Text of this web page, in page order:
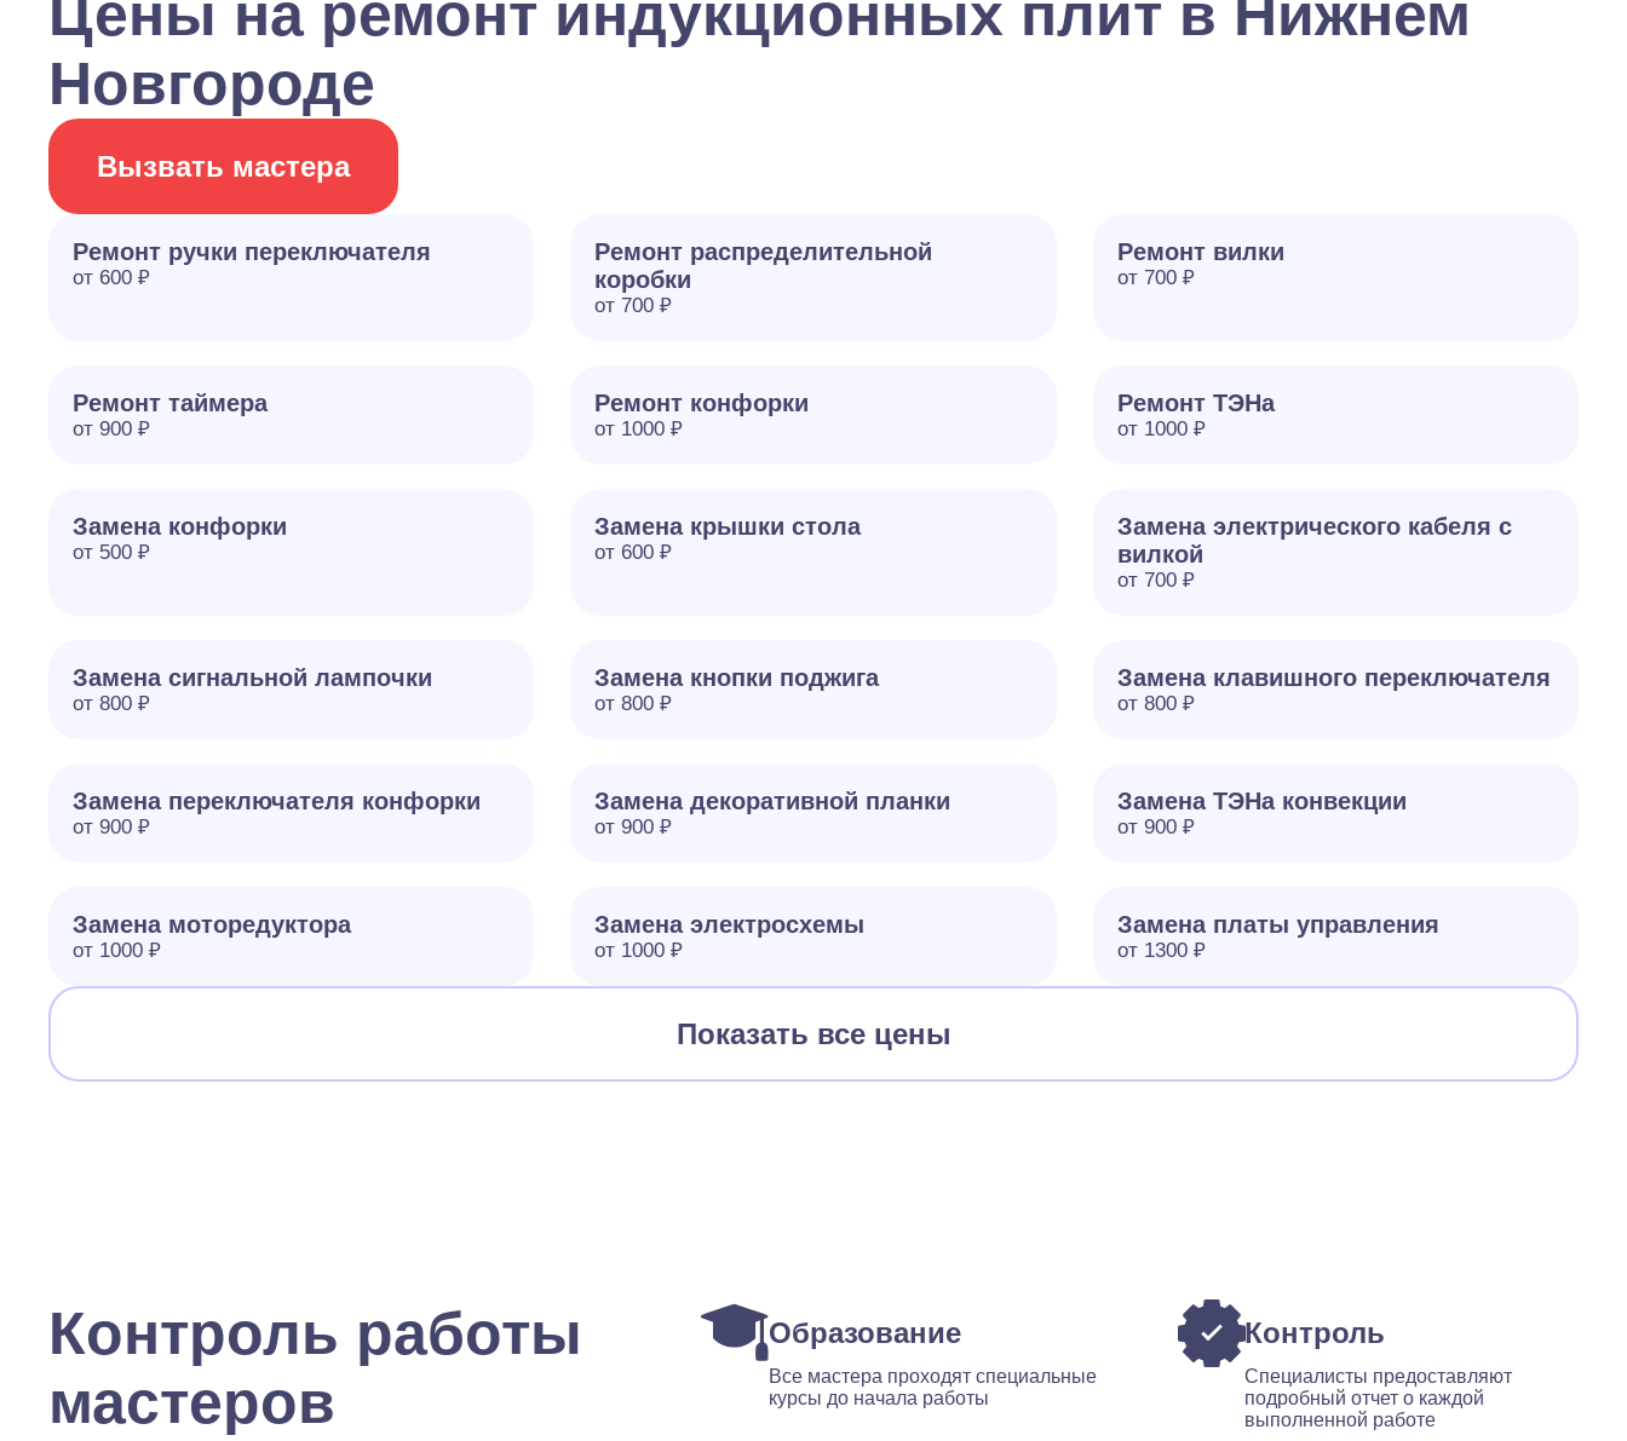
Цены на ремонт индукционных плит в Нижнем
Новгороде
Вызвать мастера
Ремонт ручки переключателя
от 600 ₽
Ремонт распределительной
коробки
от 700 ₽
Ремонт вилки
от 700 ₽
Ремонт таймера
от 900 ₽
Ремонт конфорки
от 1000 ₽
Ремонт ТЭНа
от 1000 ₽
Замена конфорки
от 500 ₽
Замена крышки стола
от 600 ₽
Замена электрического кабеля с
вилкой
от 700 ₽
Замена сигнальной лампочки
от 800 ₽
Замена кнопки поджига
от 800 ₽
Замена клавишного переключателя
от 800 ₽
Замена переключателя конфорки
от 900 ₽
Замена декоративной планки
от 900 ₽
Замена ТЭНа конвекции
от 900 ₽
Замена моторедуктора
от 1000 ₽
Замена электросхемы
от 1000 ₽
Замена платы управления
от 1300 ₽
Показать все цены
Контроль работы
мастеров
Образование
Все мастера проходят специальные
курсы до начала работы
Контроль
Специалисты предоставляют
подробный отчет о каждой
выполненной работе